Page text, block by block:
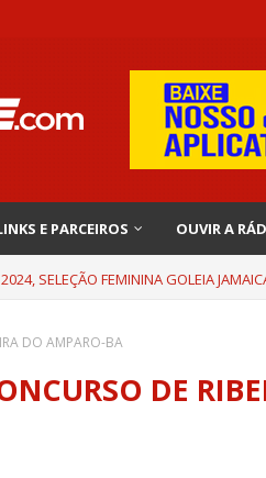
E PARCEIROS OUVIR A
SELEÇÃO FEMININA GOLEIA
DO AMPARO-BA
DE